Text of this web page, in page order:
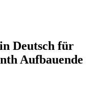
Deutsch für
Aufbauende